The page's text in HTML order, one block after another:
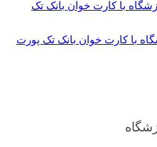
با کارت خوان بانک تک پورت